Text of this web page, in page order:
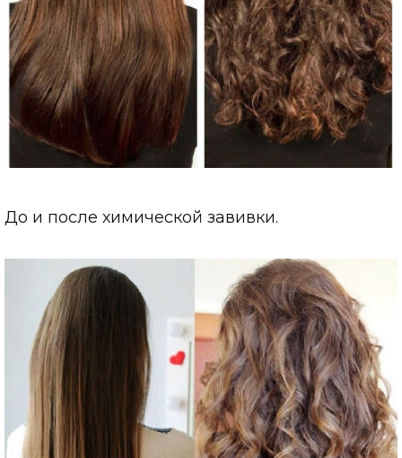
До и после химической завивки.